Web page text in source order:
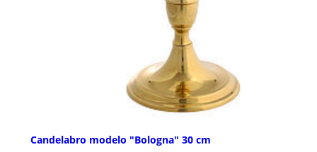
Candelabro modelo "Bologna" 30 cm